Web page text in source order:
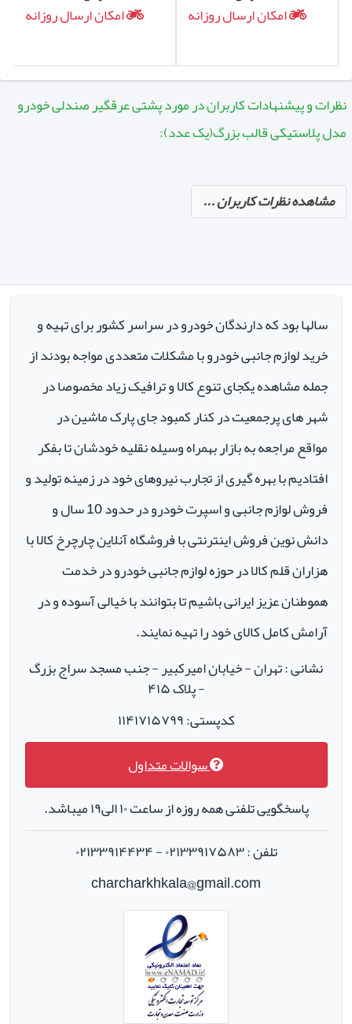
امکان ارسال روزانه امکان ارسال روزانه
نظرات و پیشنهادات کاربران در مورد پشتی عرقگیر صندلی خودرو
مدل پلاستیکی قالب بزرگ(یک عدد):
مشاهده نظرات کاربران ...
سالها بود که دارندگان خودرو در سراسر کشور برای تهیه و
خرید لوازم جانبی خودرو با مشکلات متعددی مواجه بودند از
جمله مشاهده یکجای تنوع کالا و ترافیک زیاد مخصوصا در
شهر های پرجمعیت در کنار کمبود جای پارک ماشین در
مواقع مراجعه به بازار بهمراه وسیله نقلیه خودشان تا بفکر
افتادیم با بهره گیری از تجارب نیروهای خود در زمینه تولید و
فروش لوازم جانبی و اسپرت خودرو در حدود 10 سال و
دانش نوین فروش اینترنتی با فروشگاه آنلاین چارچرخ کالا با
هزاران قلم کالا در حوزه لوازم جانبی خودرو در خدمت
هموطنان عزیز ایرانی باشیم تا بتوانند با خیالی آسوده و در
آرامش کامل کالای خود را تهیه نمایند.
نشانی : تهران - خیابان امیرکبیر - جنب مسجد سراج بزرگ
- پلاک ۴۱۵
کدپستی: ۱۱۴۱۷۱۵۷۹۹
سوالات متداول
پاسخگویی تلفنی همه روزه از ساعت ۱۰ الی۱۹ میباشد.
تلفن : ۰۲۱۳۳۹۱۷۵۸۳ - ۰۲۱۳۳۹۱۴۴۳۴
charcharkhkala@gmail.com